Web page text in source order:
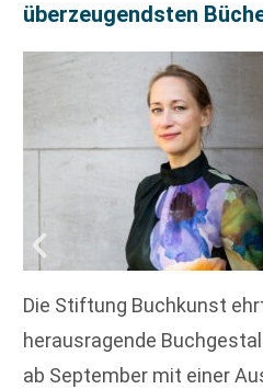
überzeugendsten
Die Stiftung Buchkunst
herausragende
ab September mit einer